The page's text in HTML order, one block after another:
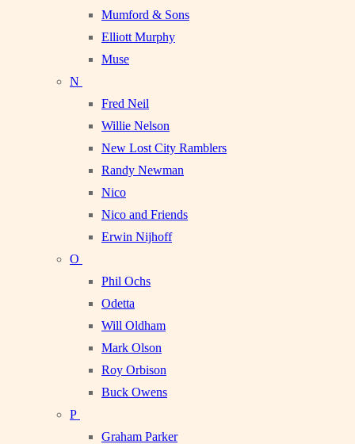
Mumford & Sons
Elliott Murphy
Muse
N
Fred Neil
Willie Nelson
New Lost City Ramblers
Randy Newman
Nico
Nico and Friends
Erwin Nijhoff
O
Phil Ochs
Odetta
Will Oldham
Mark Olson
Roy Orbison
Buck Owens
P
Graham Parker